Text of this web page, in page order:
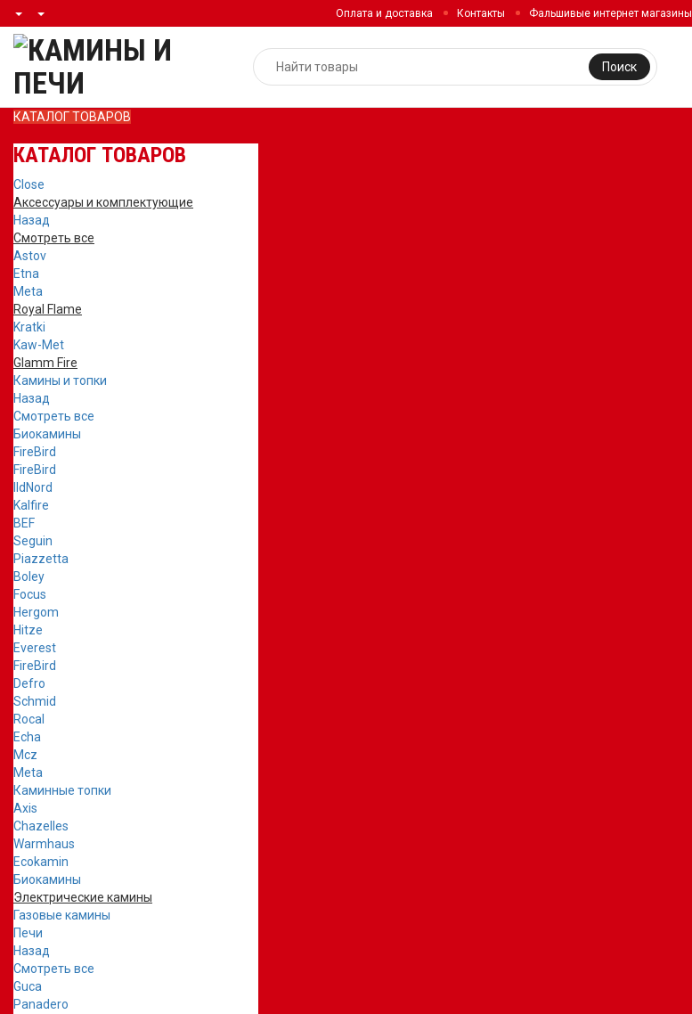
Оплата и доставка Контакты Фальшивые интернет магазины
Поиск
КАТАЛОГ ТОВАРОВ
КАТАЛОГ ТОВАРОВ
Close
Аксессуары и комплектующие
Назад
Смотреть все
Astov
Etna
Meta
Royal Flame
Kratki
Kaw-Met
Glamm Fire
Камины и топки
Назад
Смотреть все
Биокамины
FireBird
FireBird
IldNord
Kalfire
BEF
Seguin
Piazzetta
Boley
Focus
Hergom
Hitze
Everest
FireBird
Defro
Schmid
Rocal
Echa
Mcz
Meta
Каминные топки
Axis
Chazelles
Warmhaus
Ecokamin
Биокамины
Электрические камины
Газовые камины
Печи
Назад
Смотреть все
Guca
Panadero